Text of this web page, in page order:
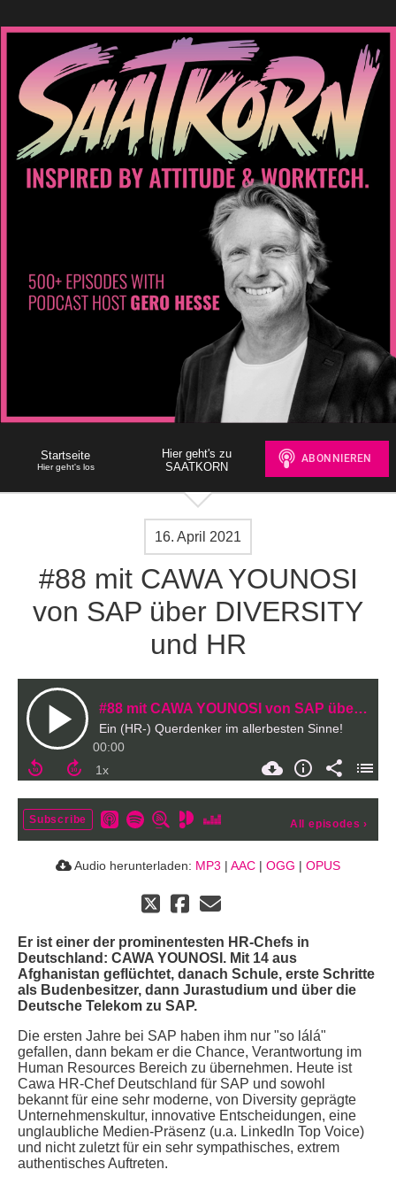
Startseite
Hier geht's los
Hier geht's zu
SAATKORN
16. April 2021
#88 mit CAWA YOUNOSI
von SAP über DIVERSITY
und HR
#88 mit CAWA YOUNOSI von SAP über DIVERSITY und HR
Ein (HR-) Querdenker im allerbesten Sinne!
00:00
Subscribe All episodes ›
Audio herunterladen: MP3 | AAC | OGG | OPUS
Er ist einer der prominentesten HR-Chefs in
Deutschland: CAWA YOUNOSI. Mit 14 aus
Afghanistan geflüchtet, danach Schule, erste Schritte
als Budenbesitzer, dann Jurastudium und über die
Deutsche Telekom zu SAP.
Die ersten Jahre bei SAP haben ihm nur "so lálá"
gefallen, dann bekam er die Chance, Verantwortung im
Human Resources Bereich zu übernehmen. Heute ist
Cawa HR-Chef Deutschland für SAP und sowohl
bekannt für eine sehr moderne, von Diversity geprägte
Unternehmenskultur, innovative Entscheidungen, eine
unglaubliche Medien-Präsenz (u.a. LinkedIn Top Voice)
und nicht zuletzt für ein sehr sympathisches, extrem
authentisches Auftreten.